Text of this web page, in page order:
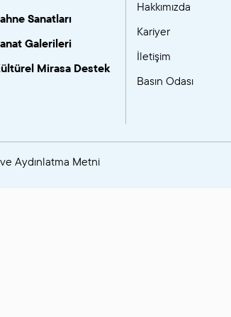
GALERILERI
MIRASA
Sanatları
Galerileri
Mirasa Destek
Hakkımızda
Kariyer
İletişim
Basın Odası
Aydınlatma Metni